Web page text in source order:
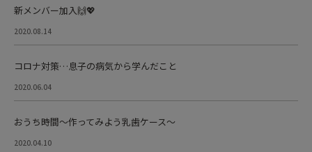
新メンバー加入🙌💖
2020.08.14
コロナ対策…息子の病気から学んだこと
2020.06.04
おうち時間〜作ってみよう乳歯ケース〜
2020.04.10